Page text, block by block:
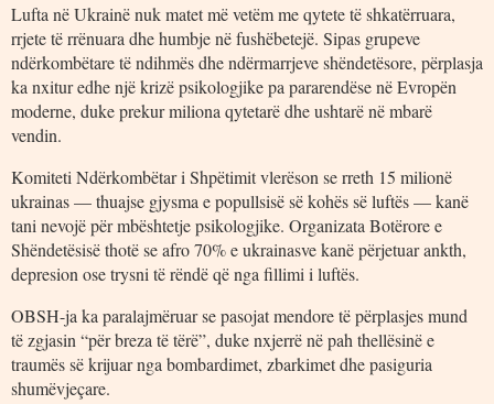
Lufta në Ukrainë nuk matet më vetëm me qytete të shkatërruara,
rrjete të rrënuara dhe humbje në fushëbetejë. Sipas grupeve
ndërkombëtare të ndihmës dhe ndërmarrjeve shëndetësore, përplasja
ka nxitur edhe një krizë psikologjike pa pararendëse në Evropën
moderne, duke prekur miliona qytetarë dhe ushtarë në mbarë
vendin.
Komiteti Ndërkombëtar i Shpëtimit vlerëson se rreth 15 milionë
ukrainas — thuajse gjysma e popullsisë së kohës së luftës — kanë
tani nevojë për mbështetje psikologjike. Organizata Botërore e
Shëndetësisë thotë se afro 70% e ukrainasve kanë përjetuar ankth,
depresion ose trysni të rëndë që nga fillimi i luftës.
OBSH-ja ka paralajmëruar se pasojat mendore të përplasjes mund
të zgjasin “për breza të tërë”, duke nxjerrë në pah thellësinë e
traumës së krijuar nga bombardimet, zbarkimet dhe pasiguria
shumëvjeçare.